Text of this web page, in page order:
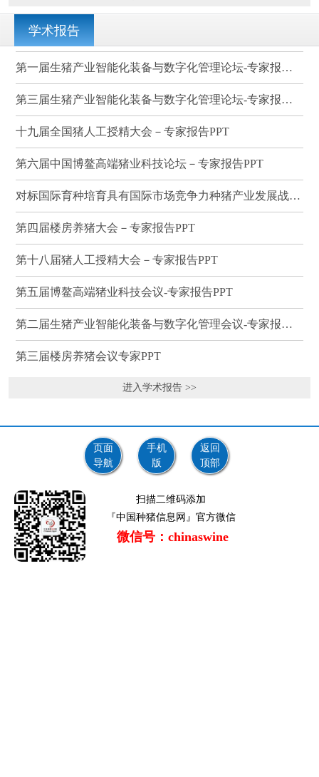
学术报告
第一届生猪产业智能化装备与数字化管理论坛-专家报告PPT
第三届生猪产业智能化装备与数字化管理论坛-专家报告PPT
十九届全国猪人工授精大会－专家报告PPT
第六届中国博鳌高端猪业科技论坛－专家报告PPT
对标国际育种培育具有国际市场竞争力种猪产业发展战略研讨会－专家报告PPT
第四届楼房养猪大会－专家报告PPT
第十八届猪人工授精大会－专家报告PPT
第五届博鳌高端猪业科技会议-专家报告PPT
第二届生猪产业智能化装备与数字化管理会议-专家报告PPT
第三届楼房养猪会议专家PPT
进入学术报告 >>
页面
导航
手机
版
返回
顶部
扫描二维码添加
『中国种猪信息网』官方微信
微信号：chinaswine